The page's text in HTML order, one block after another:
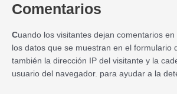
Comentarios
Cuando los visitantes dejan comentarios
los datos que se muestran en el formulario
también la dirección IP del visitante y la
usuario del navegador. para ayudar a la